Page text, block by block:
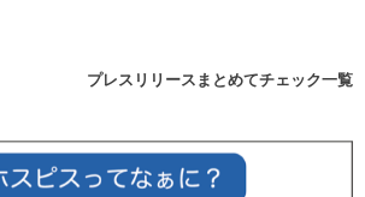
プレスリリースまとめてチェック一覧